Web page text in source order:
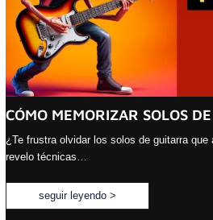
CÓMO MEMORIZAR SOLOS
¿Te frustra olvidar los solos de guitarra
revelo técnicas…
seguir leyendo >